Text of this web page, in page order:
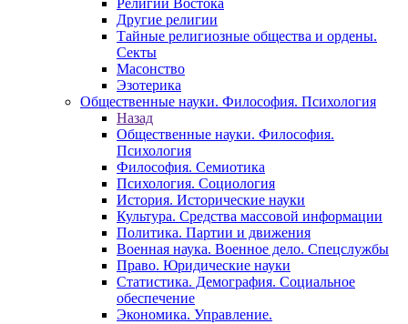
Религии Востока
Другие религии
Тайные религиозные общества и ордены.
Секты
Масонство
Эзотерика
Общественные науки. Философия. Психология
Назад
Общественные науки. Философия.
Психология
Философия. Семиотика
Психология. Социология
История. Исторические науки
Культура. Средства массовой информации
Политика. Партии и движения
Военная наука. Военное дело. Спецслужбы
Право. Юридические науки
Статистика. Демография. Социальное
обеспечение
Экономика. Управление.